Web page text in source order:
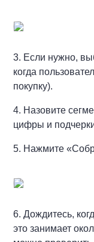
3. Если нужно,
когда
покупку).
4. Назовите
цифры и
5. Нажмите
6. Дождитесь,
это занимает